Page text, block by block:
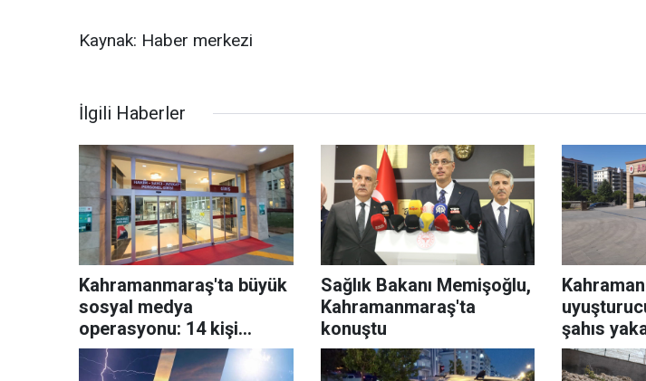
Kaynak: Haber merkezi
İlgili Haberler
Kahramanmaraş'ta büyük
sosyal medya
operasyonu: 14 kişi
tutuklandı
Sağlık Bakanı Memişoğlu,
Kahramanmaraş'ta
konuştu
şahıs